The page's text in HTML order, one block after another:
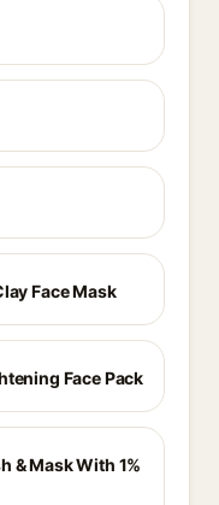
Face Mask
Face Pack
& Mask With 1%